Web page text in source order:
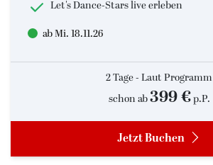
Let's Dance-Stars live erleben
ab Mi. 18.11.26
2 Tage - Laut Programm
schon ab 399 €p.P.
Jetzt Buchen